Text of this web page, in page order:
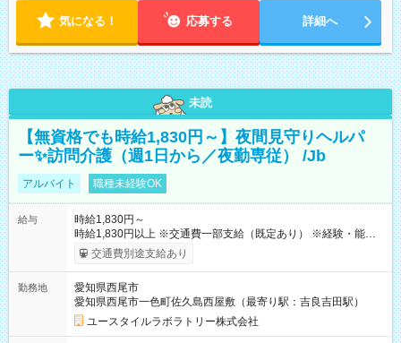
気になる！ 応募する 詳細へ
未読
【無資格でも時給1,830円～】夜間見守りヘルパ
ー✨訪問介護（週1日から／夜勤専従） /Jb
アルバイト 職種未経験OK
給与
時給1,830円～
時給1,830円以上 ※交通費一部支給（既定あり） ※経験・能力を
考慮して決定します 【収入例】 週1回勤務の場合：1,830円×8時
間×4回=5万8,560円 週3回勤務の場合：1,830円×8時間×12回
月 ※ 雇用形態と給与に、本採用時と異なる部分があります。 雇
用形態：本採用時と同じです。 給与：時給 1,570円以上
交通費別途支給あり
勤務地
愛知県西尾市
愛知県西尾市一色町佐久島西屋敷（最寄り駅：吉良吉田駅）
ユースタイルラボラトリー株式会社